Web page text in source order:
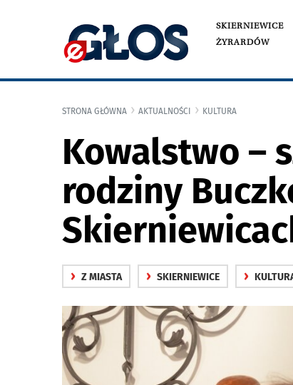
SKIERNIEWICE
ŻYRARDÓW
STRONA GŁÓWNA AKTUALNOŚCI KULTURA
Kowalstwo –
rodziny
› Z MIASTA › SKIERNIEWICE ›